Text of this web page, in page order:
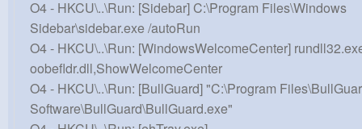
O4 - HKCU\..\Run: [Sidebar] C:\Program Files\Windows
Sidebar\sidebar.exe /autoRun
O4 - HKCU\..\Run: [WindowsWelcomeCenter]
oobefldr.dll,ShowWelcomeCenter
O4 - HKCU\..\Run: [BullGuard] "C:\Program
Software\BullGuard\BullGuard.exe"